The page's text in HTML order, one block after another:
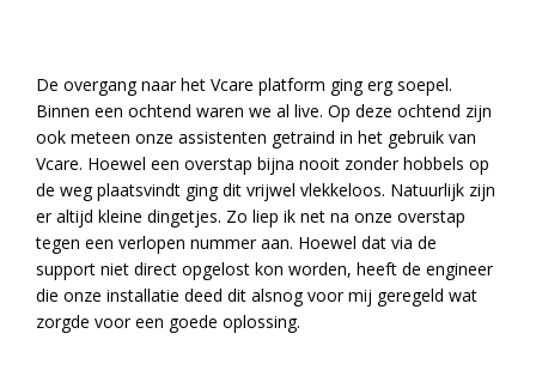
De overgang naar het Vcare platform ging erg soepel.
Binnen een ochtend waren we al live. Op deze ochtend zijn
ook meteen onze assistenten getraind in het gebruik van
Vcare. Hoewel een overstap bijna nooit zonder hobbels op
de weg plaatsvindt ging dit vrijwel vlekkeloos. Natuurlijk zijn
er altijd kleine dingetjes. Zo liep ik net na onze overstap
tegen een verlopen nummer aan. Hoewel dat via de
support niet direct opgelost kon worden, heeft de engineer
die onze installatie deed dit alsnog voor mij geregeld wat
zorgde voor een goede oplossing.